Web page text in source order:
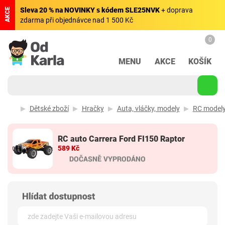
AKCE Sleva 20 % na NOVINKY s kódem SLE25NVK+ doprava
zdarma při objednávce nad 1 500 Kč
MENU AKCE
0
KOŠÍK
Dětské zboží Hračky Auta, vláčky, modely RC
RC auto Carrera Ford FI150 Raptor
589 Kč